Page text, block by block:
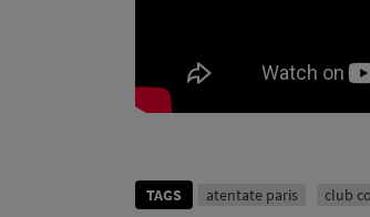
TAGS atentate paris club